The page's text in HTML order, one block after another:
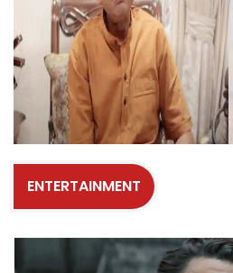
ENTERTAINMENT